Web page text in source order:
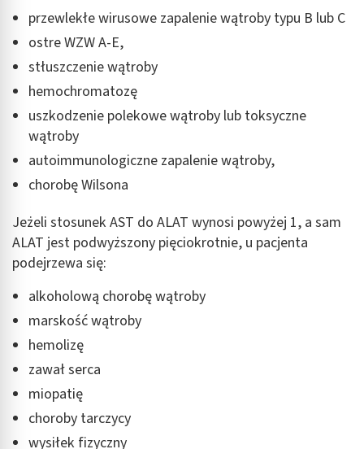
przewlekłe wirusowe zapalenie wątroby typu B lub C
ostre WZW A-E,
stłuszczenie wątroby
hemochromatozę
uszkodzenie polekowe wątroby lub toksyczne
wątroby
autoimmunologiczne zapalenie wątroby,
chorobę Wilsona
Jeżeli stosunek AST do ALAT wynosi powyżej 1, a sam
ALAT jest podwyższony pięciokrotnie, u pacjenta
podejrzewa się:
alkoholową chorobę wątroby
marskość wątroby
hemolizę
zawał serca
miopatię
choroby tarczycy
wysiłek fizyczny
Rozumienie odbiorców dzięki statystyce lub
kombinacji danych z różnych źródeł
Rozwój i ulepszanie usług
wyboru treści
Funkcje specjalne IAB:
Użycie dokładnych danych geolokalizacyjnych
aktywnie żądanych informacji
Cele przetwarzania inne niż IAB:
Niezbędne
Wydajność (Performance)
Reklama / śledzenie